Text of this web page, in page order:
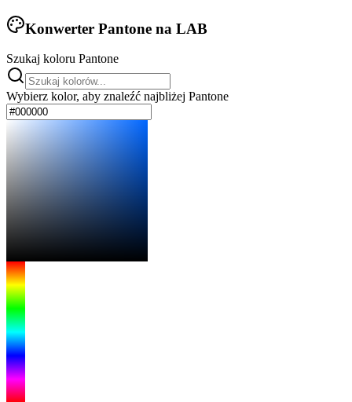
Konwerter Pantone na LAB
Szukaj koloru Pantone
Wybierz kolor, aby znaleźć najbliżej Pantone